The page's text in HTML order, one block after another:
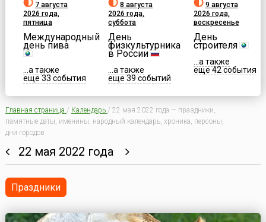
7 августа
2026 года,
пятница
Международный
день пива
...а также
еще 33 события
8 августа
2026 года,
суббота
День
физкультурника
в России
...а также
еще 39 событий
9 августа
2026 года,
воскресенье
День
строителя
...а также
еще 42 события
Главная страница / Календарь / 22 мая 2022 года — праздники,
памятные даты, именины, народный календарь, хроника, персоны,
дни городов
22 мая 2022 года
Праздники